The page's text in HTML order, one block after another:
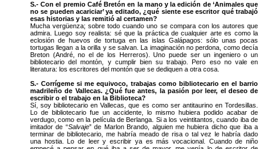
S.- Con el premio Café Bretón en la mano y la edición de ‘Animales que
no se pueden acariciar’ ya editado, ¿qué siente ese escritor qué trabajó
esas historias y las remitió al certamen?
Mucha vergüenza; sobre todo cuando uno se compara con los autores que
admira. Luego soy realista: sé que la práctica de cualquier arte es como la
eclosión de huevos de tortuga en las islas Galápagos: sólo unas pocas
tortugas llegan a la orilla y se salvan. La imaginación no perdona, como decía
Breton (André, no el de los Herreros). Uno puede ser un ingeniero o un
bibliotecario del montón, y cumplir bien su trabajo. Pero eso no vale en
literatura: los escritores del montón que se dediquen a otra cosa.
S.- Corrígeme si me equivoco, trabajas como bibliotecario en el barrio
madrileño de Vallecas. ¿Qué fue antes, la pasión por leer, el deseo de
escribir o el trabajo en la Biblioteca?
Sí, soy bibliotecario en Vallecas, que es como ser antitaurino en Tordesillas.
Lo de bibliotecario fue un accidente, lo mismo hubiera podido acabar de
verdugo, como en la película de Berlanga. Si a los veintitantos, cuando iba de
imitador de “Salvaje” de Marlon Brando, alguien me hubiera dicho que iba a
terminar de bibliotecario, me habría meado de risa o tal vez le habría dado
una hostia. Lo de leer y escribir ya es más vocacional. Cuando de niño